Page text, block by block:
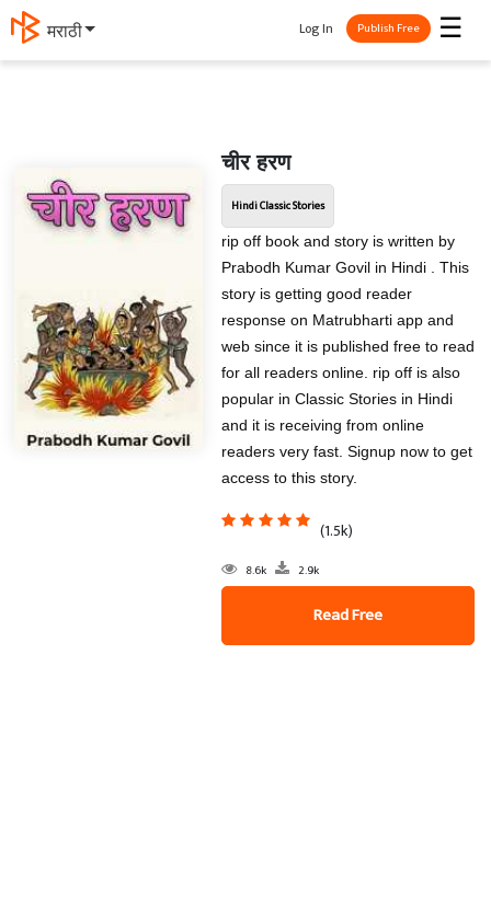
मराठी ☰
Log In Publish Free
चीर हरण
Hindi Classic Stories
rip off book and story is written by
Prabodh Kumar Govil in Hindi . This
story is getting good reader
response on Matrubharti app and
web since it is published free to read
for all readers online. rip off is also
popular in Classic Stories in Hindi
and it is receiving from online
readers very fast. Signup now to get
access to this story.
(1.5k)
8.6k 2.9k
Read Free